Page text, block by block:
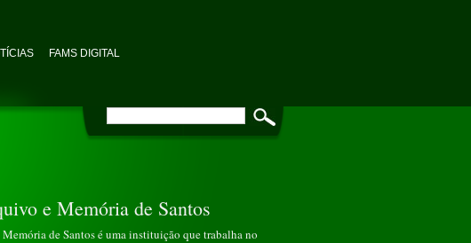
FAMS DIGITAL
e Memória de Santos
de Santos é uma instituição que trabalha no